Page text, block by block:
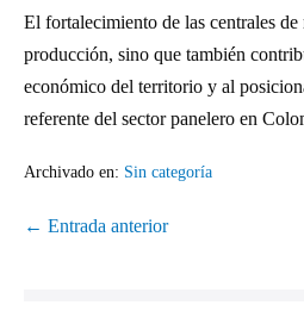
El fortalecimiento de las centrales
producción, sino que también
económico del territorio y al
referente del sector panelero en
Archivado en: Sin categoría
← Entrada anterior